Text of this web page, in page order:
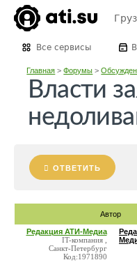
Все сервисы
Главная >Форумы >
Власти
ОТВЕТИТЬ
Автор
Редакция АТИ-Медиа
IT-компания ,
Санкт-Петербург
Код:1971890